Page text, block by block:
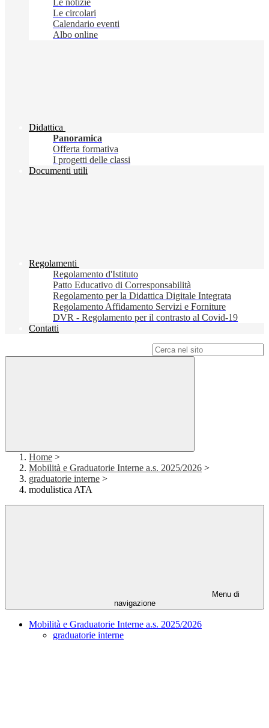
Le notizie
Le circolari
Calendario eventi
Albo online
Didattica
Panoramica
Offerta formativa
I progetti delle classi
Documenti utili
Regolamenti
Regolamento d'Istituto
Patto Educativo di Corresponsabilità
Regolamento per la Didattica Digitale Integrata
Regolamento Affidamento Servizi e Forniture
DVR - Regolamento per il contrasto al Covid-19
Contatti
Home >
Mobilità e Graduatorie Interne a.s. 2025/2026 >
graduatorie interne >
modulistica ATA
Menu di
navigazione
Mobilità e Graduatorie Interne a.s. 2025/2026
graduatorie interne